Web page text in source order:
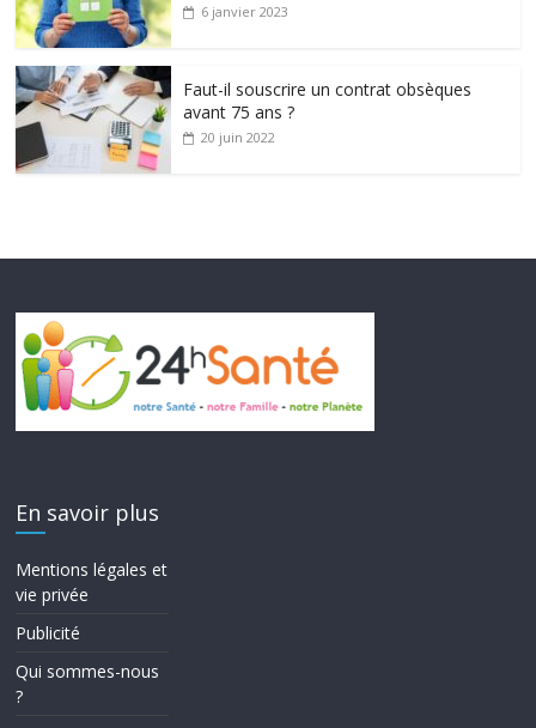
6 janvier 2023
Faut-il souscrire un contrat obsèques
avant 75 ans ?
20 juin 2022
En savoir plus
Mentions légales et
vie privée
Publicité
Qui sommes-nous
?